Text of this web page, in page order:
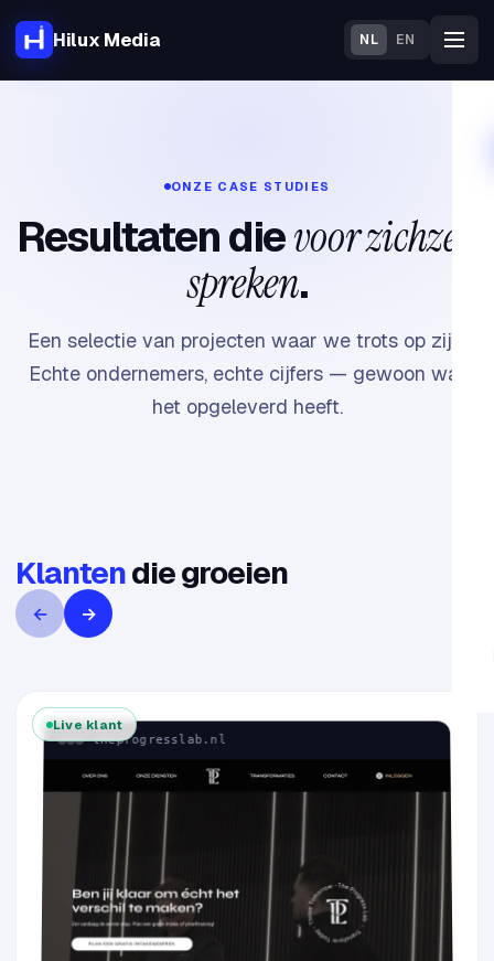
Hilux Media NL EN
ONZE CASE STUDIES
Resultaten dievoor zichzelf
spreken.
Een selectie van projecten waar we trots op zijn.
Echte ondernemers, echte cijfers — gewoon wat
het opgeleverd heeft.
Klantendie groeien
← →
Live klant
theprogresslab.nl